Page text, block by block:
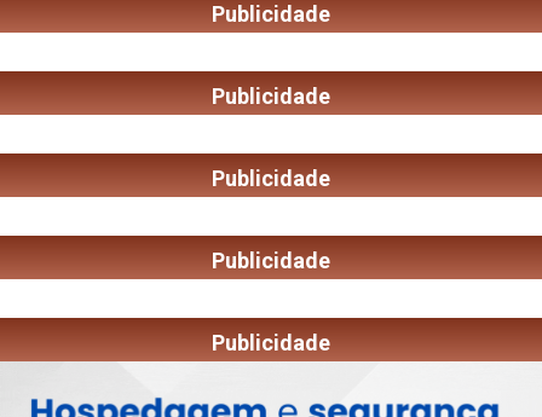
Publicidade
Publicidade
Publicidade
Publicidade
Publicidade